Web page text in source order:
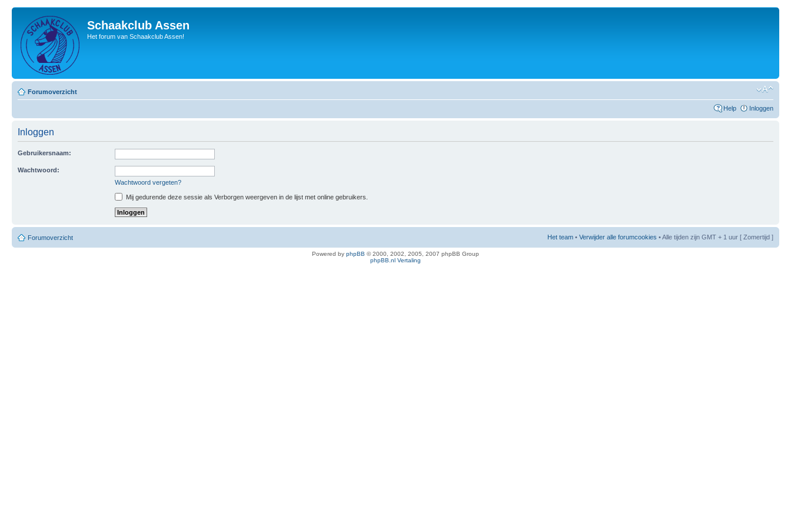
Schaakclub Assen
Het forum van Schaakclub Assen!
Forumoverzicht
Help Inloggen
Inloggen
Gebruikersnaam:
Wachtwoord:
Wachtwoord vergeten?
Mij gedurende deze sessie als Verborgen weergeven in de lijst met online gebruikers.
Forumoverzicht Het team • Verwijder alle forumcookies • Alle tijden zijn GMT + 1 uur [ Zomertijd ]
Powered by phpBB © 2000, 2002, 2005, 2007 phpBB Group
phpBB.nl Vertaling